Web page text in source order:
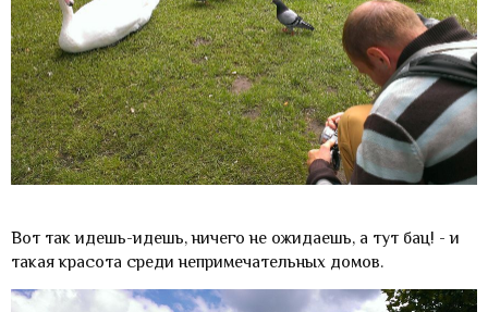
Вот так идешь-идешь, ничего не ожидаешь, а тут бац! - и
такая красота среди непримечательных домов.